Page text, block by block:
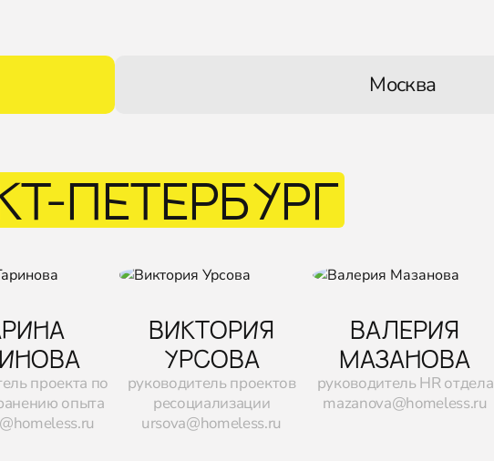
Москва
ПЕТЕРБУРГ
проекта по
опыта
ВИКТОРИЯ
УРСОВА
руководитель проектов
ресоциализации
ursova@homeless.ru
ВАЛЕРИЯ
МАЗАНОВА
руководитель HR отдела
mazanova@homeless.ru